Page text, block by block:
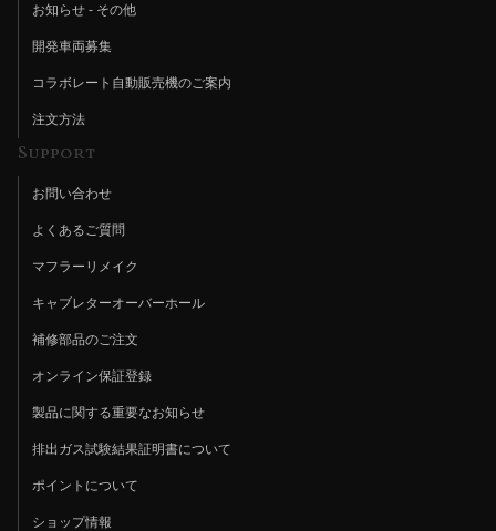
お知らせ - その他
開発車両募集
コラボレート自動販売機のご案内
注文方法
Support
お問い合わせ
よくあるご質問
マフラーリメイク
キャブレターオーバーホール
補修部品のご注文
オンライン保証登録
製品に関する重要なお知らせ
排出ガス試験結果証明書について
ポイントについて
ショップ情報